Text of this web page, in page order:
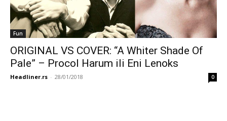
Fun
ORIGINAL VS COVER: “A Whiter Shade Of
Pale” – Procol Harum ili Eni Lenoks
Headliner.rs - 28/01/2018 0